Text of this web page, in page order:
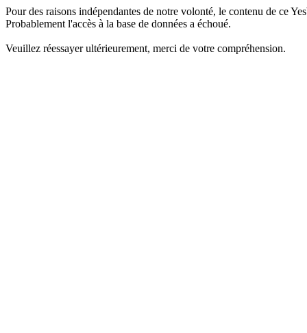
Pour des raisons indépendantes de notre volonté, le contenu de ce
Probablement l'accès à la base de données a échoué.
Veuillez réessayer ultérieurement, merci de votre compréhension.